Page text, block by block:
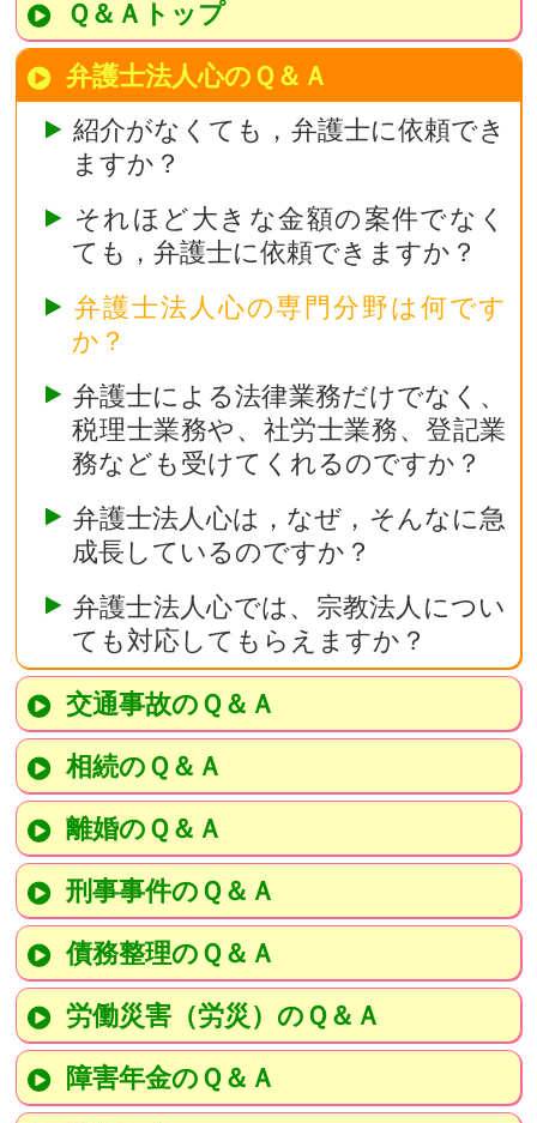
Ｑ＆Ａトップ
弁護士法人心のＱ＆Ａ
紹介がなくても，弁護士に依頼でき
ますか？
それほど大きな金額の案件でなく
ても，弁護士に依頼できますか？
弁護士法人心の専門分野は何です
か？
弁護士による法律業務だけでなく、
税理士業務や、社労士業務、登記業
務なども受けてくれるのですか？
弁護士法人心は，なぜ，そんなに急
成長しているのですか？
弁護士法人心では、宗教法人につい
ても対応してもらえますか？
交通事故のＱ＆Ａ
相続のＱ＆Ａ
離婚のＱ＆Ａ
刑事事件のＱ＆Ａ
債務整理のＱ＆Ａ
労働災害（労災）のＱ＆Ａ
障害年金のＱ＆Ａ